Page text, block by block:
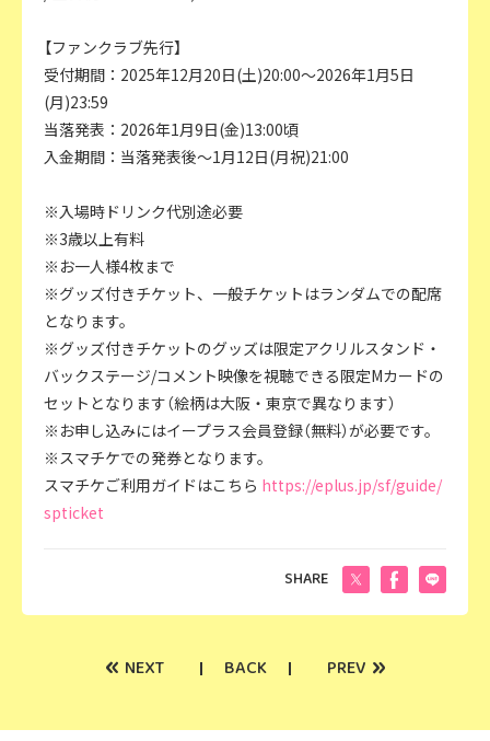
【ファンクラブ先行】
受付期間：2025年12月20日(土)20:00～2026年1月5日
(月)23:59
当落発表：2026年1月9日(金)13:00頃
入金期間：当落発表後～1月12日(月祝)21:00
※入場時ドリンク代別途必要
※3歳以上有料
※お一人様4枚まで
※グッズ付きチケット、一般チケットはランダムでの配席
となります。
※グッズ付きチケットのグッズは限定アクリルスタンド・
バックステージ/コメント映像を視聴できる限定Mカードの
セットとなります（絵柄は大阪・東京で異なります）
※お申し込みにはイープラス会員登録（無料）が必要です。
※スマチケでの発券となります。
スマチケご利用ガイドはこちら https://eplus.jp/sf/guide/
spticket
SHARE
« NEXT BACK PREV »